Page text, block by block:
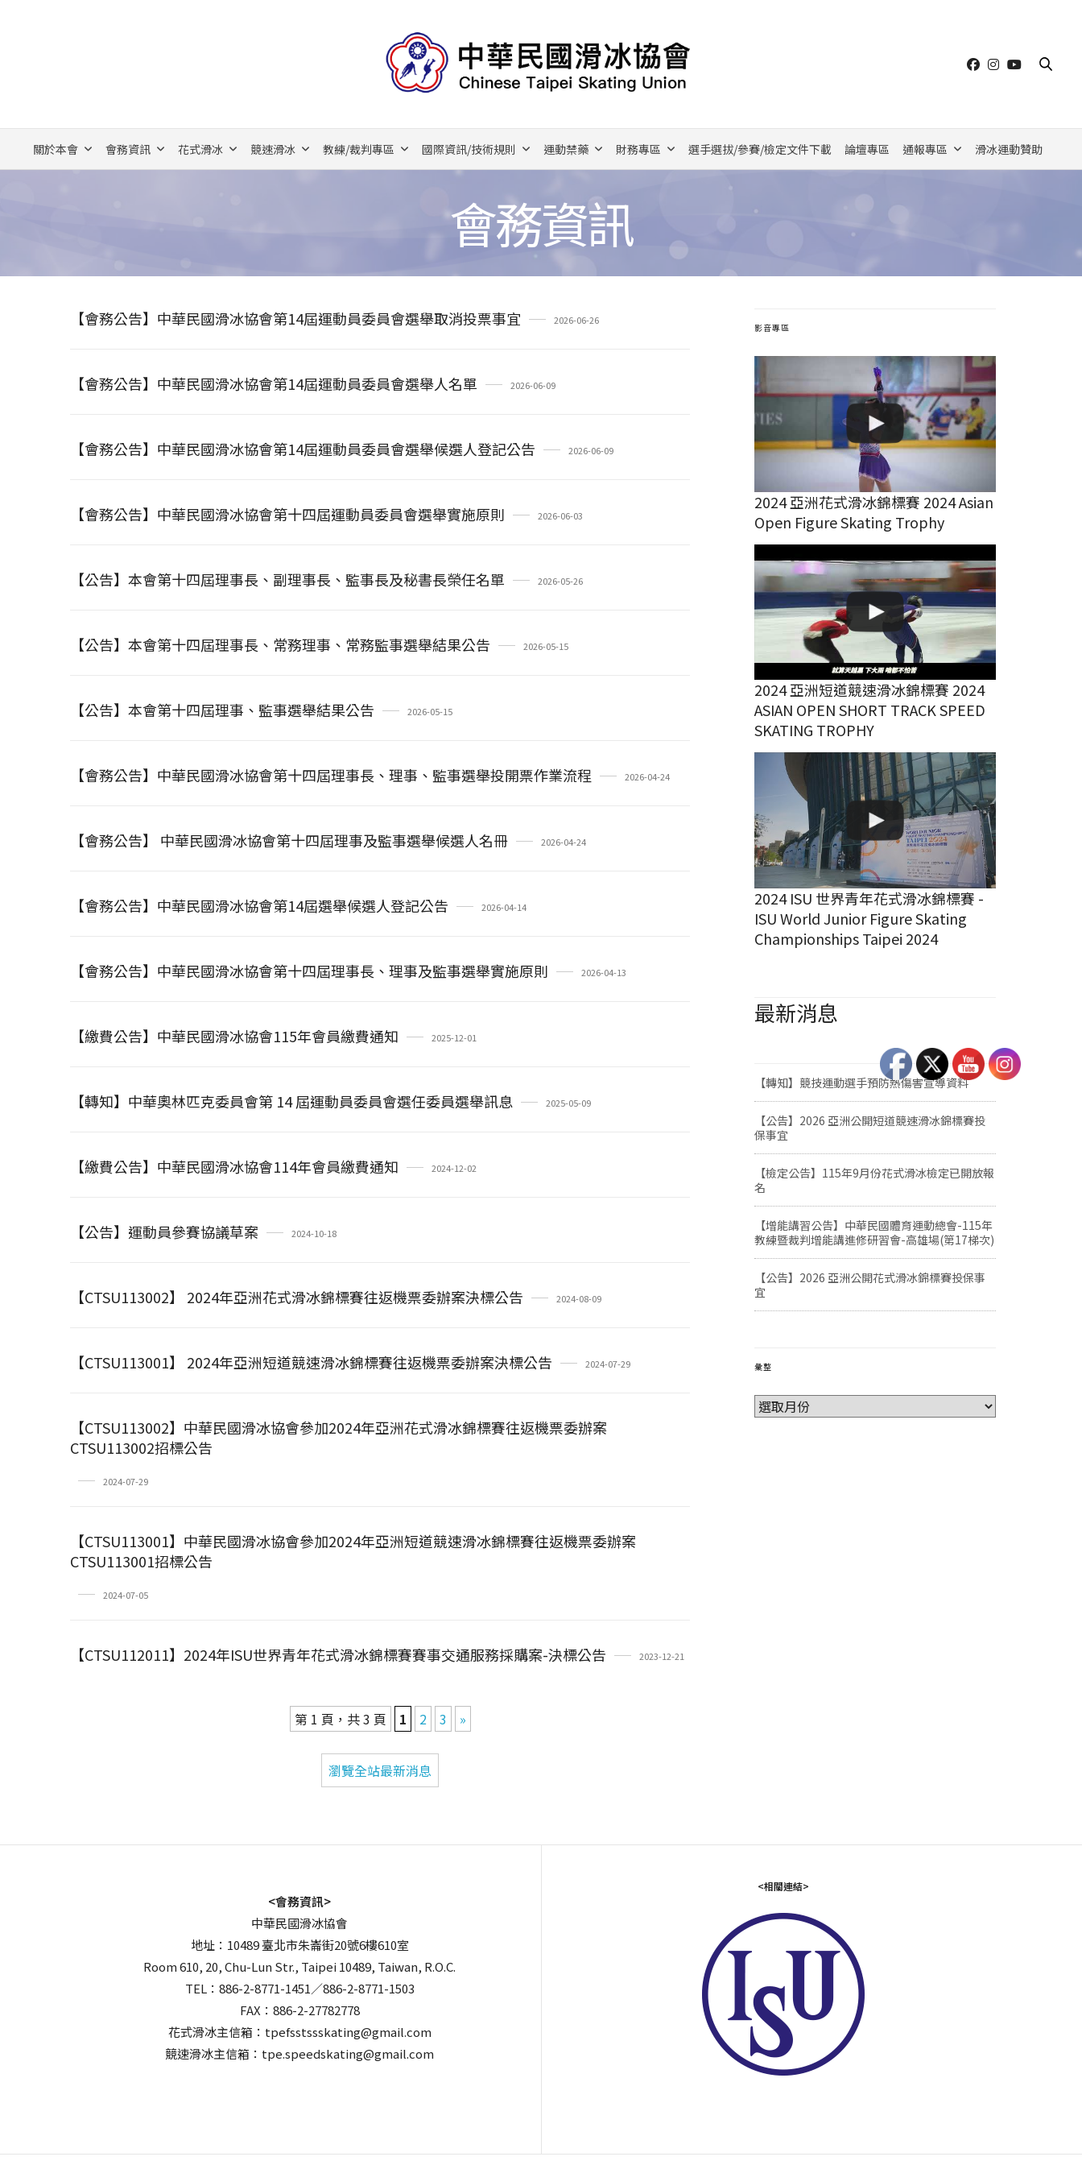
關於本會 會務資訊 花式滑冰 競速滑冰 教練/裁判專區 國際資訊/技術規則 運動禁藥 財務專區 選手選拔/參賽/檢定文件下載 論壇專區 通報專區 滑冰運動贊助
會務資訊
【會務公告】中華民國滑冰協會第14屆運動員委員會選舉取消投票事宜 2026-06-26
【會務公告】中華民國滑冰協會第14屆運動員委員會選舉人名單 2026-06-09
【會務公告】中華民國滑冰協會第14屆運動員委員會選舉候選人登記公告 2026-06-09
【會務公告】中華民國滑冰協會第十四屆運動員委員會選舉實施原則 2026-06-03
【公告】本會第十四屆理事長、副理事長、監事長及秘書長榮任名單 2026-05-26
【公告】本會第十四屆理事長、常務理事、常務監事選舉結果公告 2026-05-15
【公告】本會第十四屆理事、監事選舉結果公告 2026-05-15
【會務公告】中華民國滑冰協會第十四屆理事長、理事、監事選舉投開票作業流程 2026-04-24
【會務公告】 中華民國滑冰協會第十四屆理事及監事選舉候選人名冊 2026-04-24
【會務公告】中華民國滑冰協會第14屆選舉候選人登記公告 2026-04-14
【會務公告】中華民國滑冰協會第十四屆理事長、理事及監事選舉實施原則 2026-04-13
【繳費公告】中華民國滑冰協會115年會員繳費通知 2025-12-01
【轉知】中華奧林匹克委員會第 14 屆運動員委員會選任委員選舉訊息 2025-05-09
【繳費公告】中華民國滑冰協會114年會員繳費通知 2024-12-02
【公告】運動員參賽協議草案 2024-10-18
【CTSU113002】 2024年亞洲花式滑冰錦標賽往返機票委辦案決標公告 2024-08-09
【CTSU113001】 2024年亞洲短道競速滑冰錦標賽往返機票委辦案決標公告 2024-07-29
【CTSU113002】中華民國滑冰協會參加2024年亞洲花式滑冰錦標賽往返機票委辦案
CTSU113002招標公告
2024-07-29
【CTSU113001】中華民國滑冰協會參加2024年亞洲短道競速滑冰錦標賽往返機票委辦案
CTSU113001招標公告
2024-07-05
【CTSU112011】2024年ISU世界青年花式滑冰錦標賽賽事交通服務採購案-決標公告 2023-12-21
第 1 頁，共 3 頁 1 2 3 »
瀏覽全站最新消息
影音專區
2024 亞洲花式滑冰錦標賽 2024 Asian
Open Figure Skating Trophy
2024 亞洲短道競速滑冰錦標賽 2024
ASIAN OPEN SHORT TRACK SPEED
SKATING TROPHY
2024 ISU 世界青年花式滑冰錦標賽 -
ISU World Junior Figure Skating
Championships Taipei 2024
最新消息
【轉知】競技運動選手預防熱傷害宣導資料
【公告】2026 亞洲公開短道競速滑冰錦標賽投
保事宜
【檢定公告】115年9月份花式滑冰檢定已開放報
名
【增能講習公告】中華民國體育運動總會-115年
教練暨裁判增能講進修研習會-高雄場(第17梯次)
【公告】2026 亞洲公開花式滑冰錦標賽投保事
宜
彙整
<會務資訊>
中華民國滑冰協會
地址：10489 臺北市朱崙街20號6樓610室
Room 610, 20, Chu-Lun Str., Taipei 10489, Taiwan, R.O.C.
TEL：886-2-8771-1451／886-2-8771-1503
FAX：886-2-27782778
花式滑冰主信箱：tpefsstssskating@gmail.com
競速滑冰主信箱：tpe.speedskating@gmail.com
<相關連結>